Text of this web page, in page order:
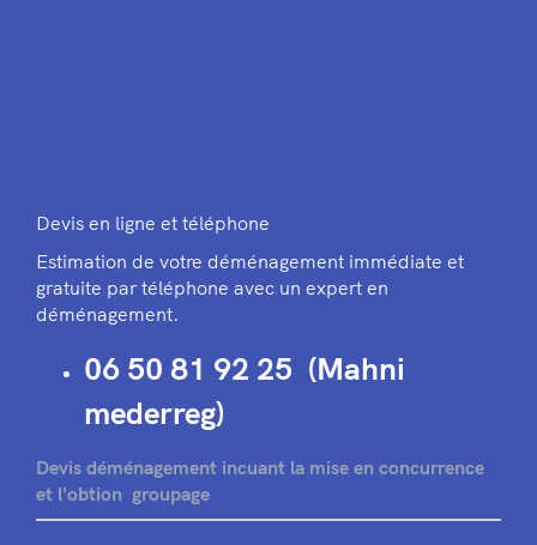
Devis en ligne et téléphone
Estimation de votre déménagement immédiate et
gratuite par téléphone avec un expert en
déménagement.
06 50 81 92 25 (Mahni
mederreg)
Devis déménagement incuant la mise en concurrence
et l'obtion groupage